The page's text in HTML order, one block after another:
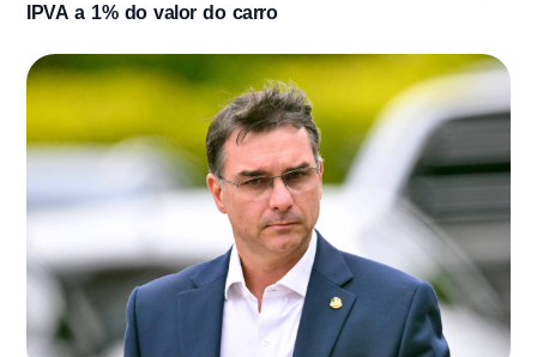
IPVA a 1% do valor do carro